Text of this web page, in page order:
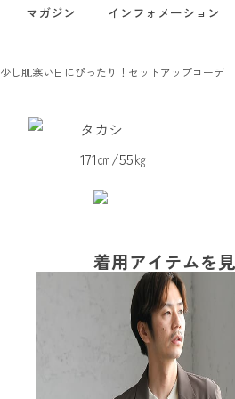
マガジン インフォメーション
少し肌寒い日にぴったり！セットアップコーデ
タカシ
171㎝/55㎏
着用アイテムを